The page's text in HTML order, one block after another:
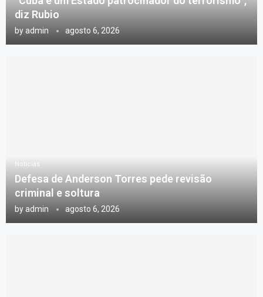
diz Rubio
by admin agosto 6, 2026
Notícias
Defesa de Anderson Torres pede revisão
criminal e soltura
by admin agosto 6, 2026